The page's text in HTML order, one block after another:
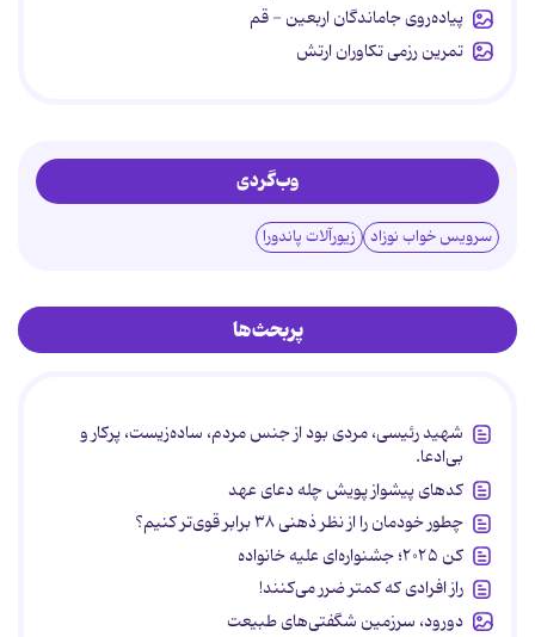
پیاده‌روی جاماندگان اربعین - قم
تمرین رزمی تکاوران ارتش
وب‌گردی
سرویس خواب نوزاد زیورآلات پاندورا
پربحث‌ها
شهید رئیسی، مردی بود از جنس مردم، ساده‌زیست، پرکار و
بی‌ادعا.
کدهای پیشواز پویش چله دعای عهد
چطور خودمان را از نظر ذهنی ۳۸ برابر قوی‌تر کنیم؟
کن ۲۰۲۵؛ جشنواره‌ای علیه خانواده
راز افرادی که کمتر ضرر می‌کنند!
دورود، سرزمین شگفتی‌های طبیعت